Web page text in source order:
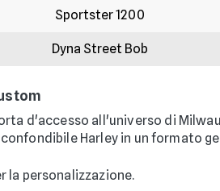
Sportster 1200
Dyna Street Bob
d'accesso all'universo di
Harley in un formato
la personalizzazione.